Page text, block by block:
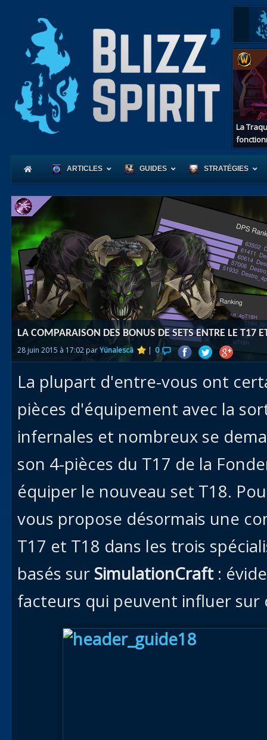
La
ARTICLES GUIDES
Coeur
Races
alliées
des îles
le vol
Uldum
Val
STRATÉGIES
LA COMPARAISON DES BONUS DE SETS ENTRE LE T17
28 juin 2015 à 17:02 parYünalescä | 0
La plupart d'entre-vous ont
pièces d'équipement avec la
infernales et nombreux se
son 4-pièces du T17 de la
équiper le nouveau set T18.
vous propose désormais une
T17 et T18 dans les trois
basés sur SimulationCraft:
facteurs qui peuvent influer sur